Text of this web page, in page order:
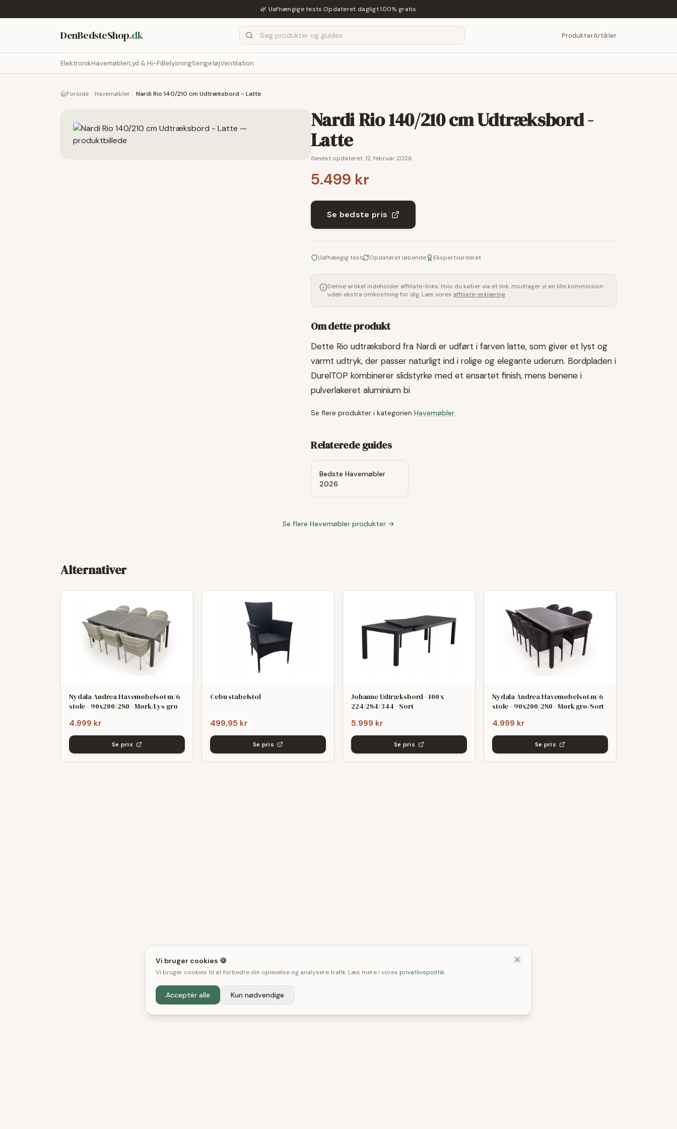
🌿 Uafhængige tests·Opdateret dagligt·100% gratis
DenBedsteShop.dk ProdukterArtikler
ElektronikHavemøblerLyd & Hi-FiBelysningSengetøjVentilation
Forside Havemøbler Nardi Rio 140/210 cm Udtræksbord - Latte
Nardi Rio 140/210 cm Udtræksbord -
Latte
Senest opdateret:12. februar 2026
5.499 kr
Se bedste pris
Uafhængig test Opdateret løbende Ekspertvurderet
Denne artikel indeholder affiliate-links. Hvis du køber via et link, modtager vi en lille kommission
uden ekstra omkostning for dig. Læs vores affiliate-erklæring.
Om dette produkt
Dette Rio udtræksbord fra Nardi er udført i farven latte, som giver et lyst og
varmt udtryk, der passer naturligt ind i rolige og elegante uderum. Bordpladen i
DurelTOP kombinerer slidstyrke med et ensartet finish, mens benene i
pulverlakeret aluminium bi
Se flere produkter i kategorien Havemøbler.
Relaterede guides
Bedste Havemøbler
2026
Se flere Havemøbler produkter →
Alternativer
Nydala Andrea Havemøbelsøt m/6
stole - 90x200/280 - Mørk/Lys grø
4.999 kr
Se pris
Cebu stabelstol
499,95 kr
Se pris
Johanne Udtræksbord - 100 x
224/284/344 - Sort
5.999 kr
Se pris
Nydala Andrea Havemøbelsøt m/6
stole - 90x200/280 - Mørk grø/Sort
4.999 kr
Se pris
Vi bruger cookies 🍪
Vi bruger cookies til at forbedre din oplevelse og analysere trafik. Læs mere i vores privatlivspolitik.
Acceptér alle Kun nødvendige